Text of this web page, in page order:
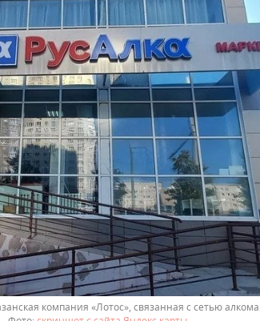
компания «Лотос», связанная с сетью